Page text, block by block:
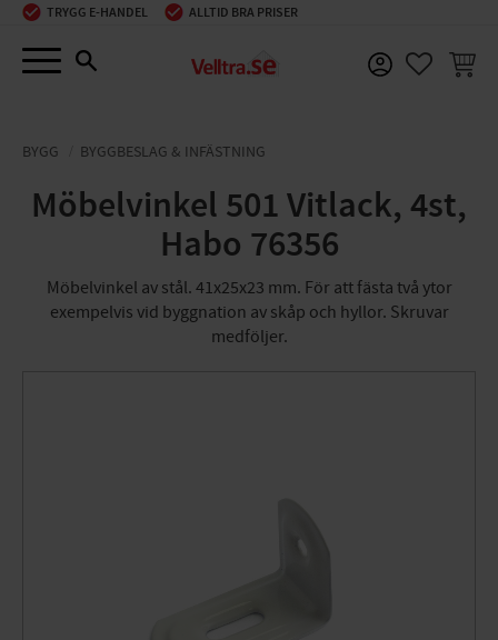
Meny
TRYGG E-HANDEL ALLTID BRA PRISER
BYGG BYGGBESLAG & INFÄSTNING
Möbelvinkel 501 Vitlack, 4st,
Habo 76356
Möbelvinkel av stål. 41x25x23 mm. För att fästa två ytor
exempelvis vid byggnation av skåp och hyllor. Skruvar
medföljer.